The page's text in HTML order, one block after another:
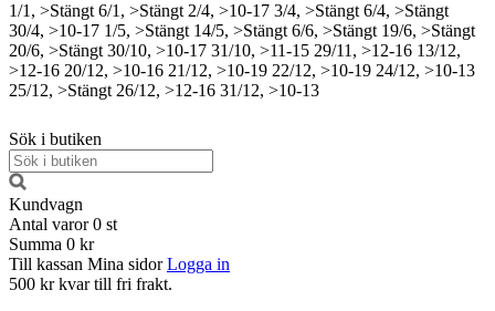
1/1, >Stängt 6/1, >Stängt 2/4, >10-17 3/4, >Stängt 6/4, >Stängt
30/4, >10-17 1/5, >Stängt 14/5, >Stängt 6/6, >Stängt 19/6, >Stängt
20/6, >Stängt 30/10, >10-17 31/10, >11-15 29/11, >12-16 13/12,
>12-16 20/12, >10-16 21/12, >10-19 22/12, >10-19 24/12, >10-13
25/12, >Stängt 26/12, >12-16 31/12, >10-13
Sök i butiken
Kundvagn
Antal varor 0 st
Summa 0 kr
Till kassan Mina sidor Logga in
500 kr kvar till fri frakt.